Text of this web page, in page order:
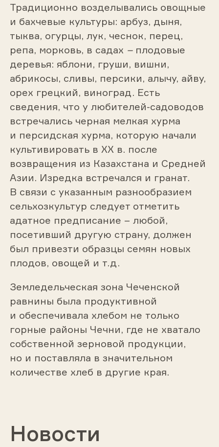
Традиционно возделывались овощные
и бахчевые культуры: арбуз, дыня,
тыква, огурцы, лук, чеснок, перец,
репа, морковь, в садах –плодовые
деревья: яблони, груши, вишни,
абрикосы, сли­вы, персики, алычу, айву,
орех грецкий, виноград. Есть
сведения, что у любителей-садоводов
встречались черная мелкая хурма
и персидская хурма, которую начали
культивировать в XX в. после
возвращения из Казахстана и Сред­ней
Азии. Изредка встречался и гранат.
В связи с указанным разнообразием
сельхозкультур следует отметить
адатное предписание – любой,
посетивший другую страну, должен
был привезти образцы семян новых
плодов, овощей и т.д.
Земледельческая зона Чеченской
равнины была продуктивной
и обеспечивала хлебом не только
горные районы Чечни, где не хватало
собственной зерновой продукции,
но и поставляла в значительном
количестве хлеб в другие края.
Новости